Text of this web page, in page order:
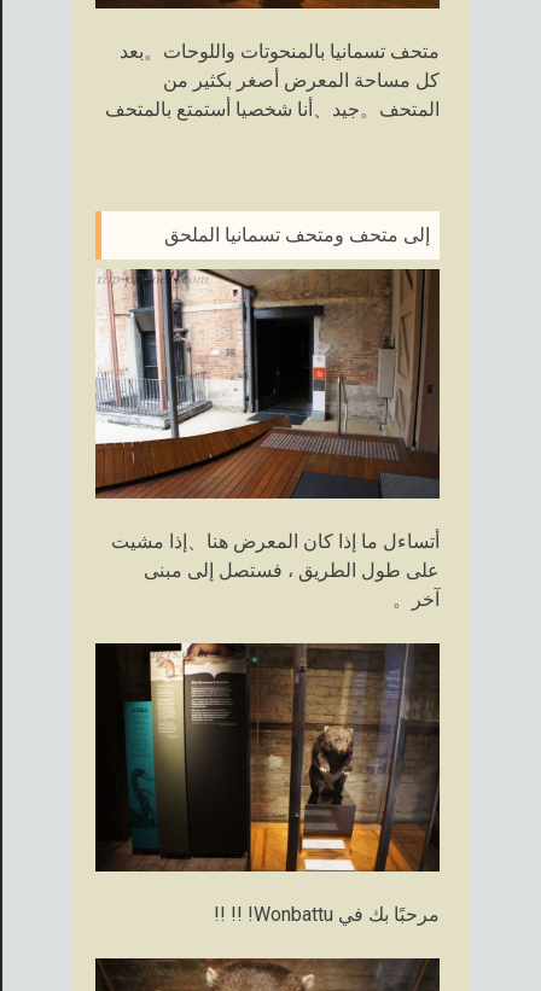
متحف تسمانيا بالمنحوتات واللوحات。بعد
كل مساحة المعرض أصغر بكثير من
المتحف。جيد、أنا شخصيا أستمتع بالمتحف
إلى متحف ومتحف تسمانيا الملحق
أتساءل ما إذا كان المعرض هنا、إذا مشيت
على طول الطريق ، فستصل إلى مبنى
آخر。
مرحبًا بك في Wonbattu! !! !!